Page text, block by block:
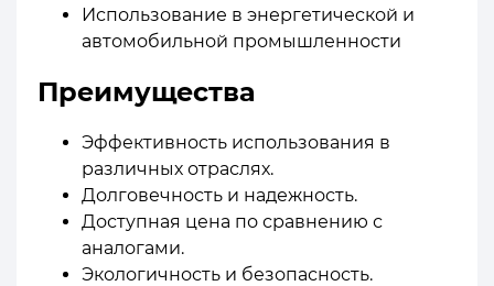
Использование в энергетической и
автомобильной промышленности
Преимущества
Эффективность использования в
различных отраслях.
Долговечность и надежность.
Доступная цена по сравнению с
аналогами.
Экологичность и безопасность.